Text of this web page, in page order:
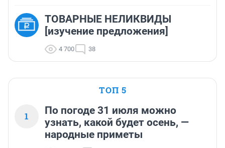
ТОВАРНЫЕ НЕЛИКВИДЫ
[изучение предложения]
4 700 38
ТОП 5
1
По погоде 31 июля можно
узнать, какой будет осень, —
народные приметы